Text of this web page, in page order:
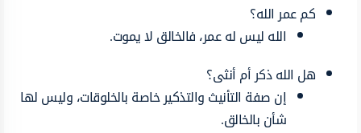
كم عمر الله؟
الله ليس له عمر، فالخالق لا يموت.
هل الله ذكر أم أنثى؟
إن صفة التأنيث والتذكير خاصة بالخلوقات، وليس لها
شأن بالخالق.